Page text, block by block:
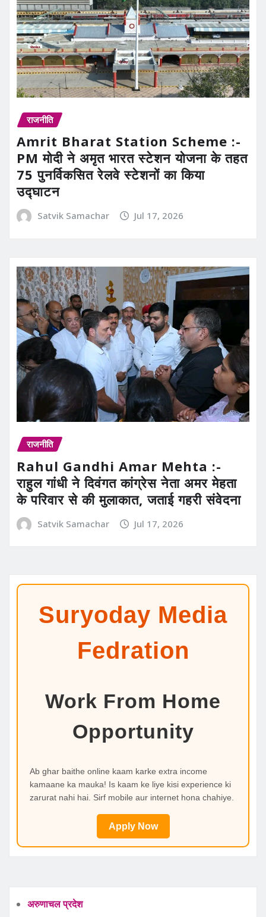
राजनीति
Amrit Bharat Station Scheme :-
PM मोदी ने अमृत भारत स्टेशन योजना के तहत
75 पुनर्विकसित रेलवे स्टेशनों का किया
उद्घाटन
Satvik Samachar Jul 17, 2026
राजनीति
Rahul Gandhi Amar Mehta :-
राहुल गांधी ने दिवंगत कांग्रेस नेता अमर मेहता
के परिवार से की मुलाकात, जताई गहरी संवेदना
Satvik Samachar Jul 17, 2026
Suryoday Media
Fedration
Work From Home
Opportunity
Ab ghar baithe online kaam karke extra income
kamaane ka mauka! Is kaam ke liye kisi experience ki
zarurat nahi hai. Sirf mobile aur internet hona chahiye.
Apply Now
अरुणाचल प्रदेश